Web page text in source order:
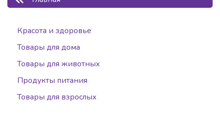
Красота и здоровье
Товары для дома
Товары для животных
Продукты питания
Товары для взрослых